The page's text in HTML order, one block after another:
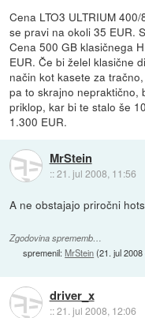
Cena LTO3 ULTRIUM
se pravi na okoli 35 EUR.
Cena 500 GB klasičnega
EUR. Če bi želel klasične
način kot kasete za
pa to skrajno nepraktično,
priklop, kar bi te stalo še
1.300 EUR.
MrStein
::21. jul 2008, 11:56
A ne obstajajo priročni
Zgodovina sprememb…
spremenil:MrStein(21. jul
driver_x
::21. jul 2008, 12:06